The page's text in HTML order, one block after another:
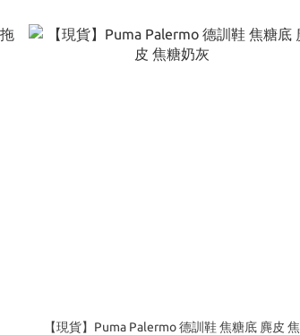
【現貨】Puma Palermo 德訓鞋 焦糖底 麂皮 焦